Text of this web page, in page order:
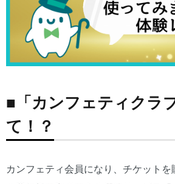
■ 「カンフェティクラ
て！？
カンフェティ会員になり、チケットを